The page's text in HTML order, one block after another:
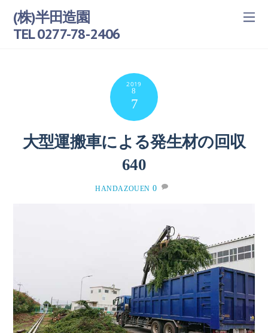
(株)半田造園
TEL 0277-78-2406
2019
8
7
大型運搬車による発生材の回収
640
HANDAZOUEN 0